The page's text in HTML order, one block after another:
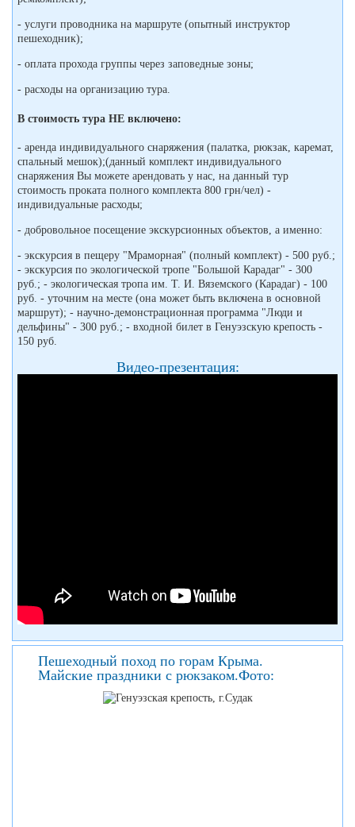
- услуги проводника на маршруте (опытный инструктор
пешеходник);
- оплата прохода группы через заповедные зоны;
- расходы на организацию тура.
В стоимость тура НЕ включено:
- аренда индивидуального снаряжения (палатка, рюкзак, каремат,
спальный мешок);(данный комплект индивидуального
снаряжения Вы можете арендовать у нас, на данный тур
стоимость проката полного комплекта 800 грн/чел) -
индивидуальные расходы;
- добровольное посещение экскурсионных объектов, а именно:
- экскурсия в пещеру "Мраморная" (полный комплект) - 500 руб.;
- экскурсия по экологической тропе "Большой Карадаг" - 300
руб.; - экологическая тропа им. Т. И. Вяземского (Карадаг) - 100
руб. - уточним на месте (она может быть включена в основной
маршрут); - научно-демонстрационная программа "Люди и
дельфины" - 300 руб.; - входной билет в Генуэзскую крепость -
150 руб.
Видео-презентация:
Пешеходный поход по горам Крыма.
Майские праздники с рюкзаком.Фото: